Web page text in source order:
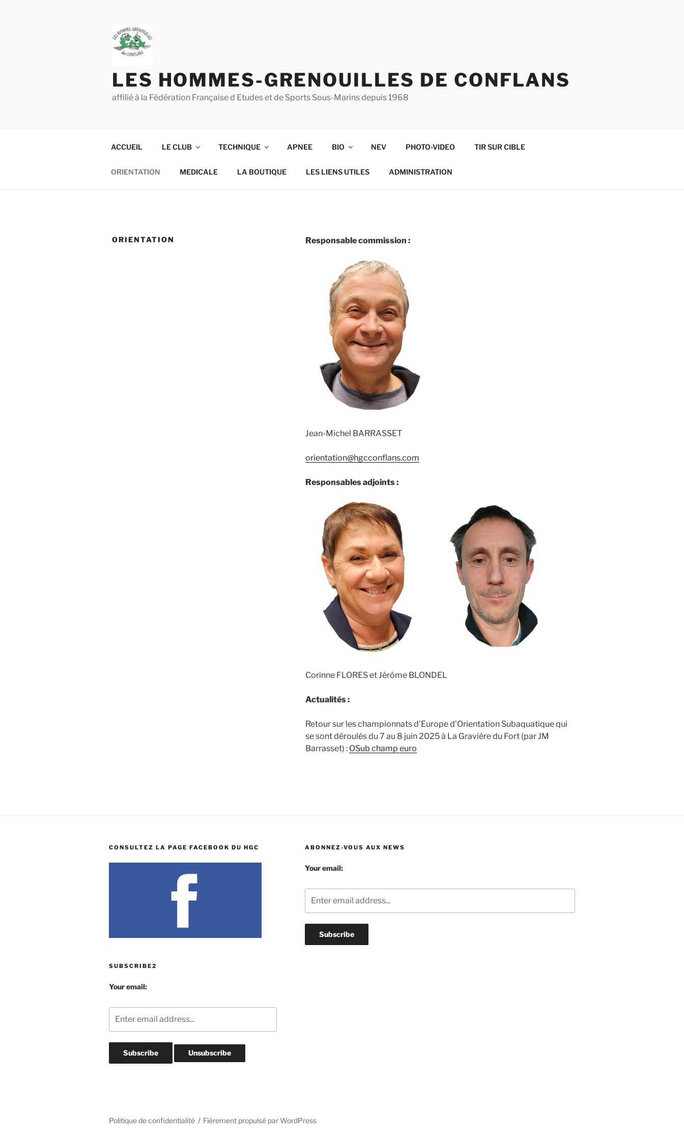
LES HOMMES-GRENOUILLES DE CONFLANS
affilié à la Fédération Française d Etudes et de Sports Sous-Marins depuis 1968
ACCUEIL LE CLUB TECHNIQUE APNEE BIO NEV PHOTO-VIDEO TIR SUR CIBLE
ORIENTATION MEDICALE LA BOUTIQUE LES LIENS UTILES ADMINISTRATION
ORIENTATION Responsable commission :
Jean-Michel BARRASSET
orientation@hgcconflans.com
Responsables adjoints :
Corinne FLORES et Jérôme BLONDEL
Actualités :
Retour sur les championnats d’Europe d’Orientation Subaquatique qui
se sont déroulés du 7 au 8 juin 2025 à La Gravière du Fort (par JM
Barrasset) : OSub champ euro
CONSULTEZ LA PAGE FACEBOOK DU HGC
SUBSCRIBE2
Your email:
ABONNEZ-VOUS AUX NEWS
Your email:
Politique de confidentialité Fièrement propulsé par WordPress